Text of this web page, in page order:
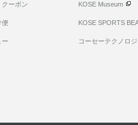
クーポン
便
ー
KOSE Museum
KOSE SPORTS
コーセーテクノロ